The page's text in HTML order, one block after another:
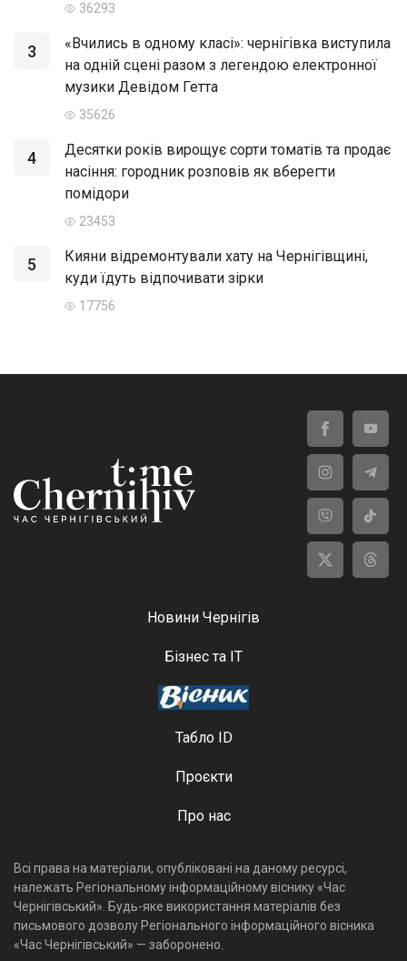
36293
3
«Вчились в одному класі»: чернігівка виступила
на одній сцені разом з легендою електронної
музики Девідом Гетта
35626
4
Десятки років вирощує сорти томатів та продає
насіння: городник розповів як вберегти
помідори
23453
5
Кияни відремонтували хату на Чернігівщині,
куди їдуть відпочивати зірки
17756
Новини Чернігів
Бізнес та ІТ
Табло ID
Проєкти
Про нас
Всі права на матеріали, опубліковані на даному ресурсі,
належать Регіональному інформаційному віснику «Час
Чернігівський». Будь-яке використання матеріалів без
письмового дозволу Регіонального інформаційного вісника
«Час Чернігівський» — заборонено.